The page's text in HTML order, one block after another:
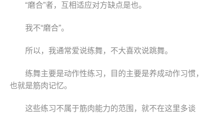
“磨合”者，互相适应对方缺点是也。
我不“磨合”。
所以，我通常爱说练舞，不大喜欢说跳舞。
练舞主要是动作性练习，目的主要是养成动作习惯，
也就是筋肉记忆。
这些练习不属于筋肉能力的范围，就不在这里多谈